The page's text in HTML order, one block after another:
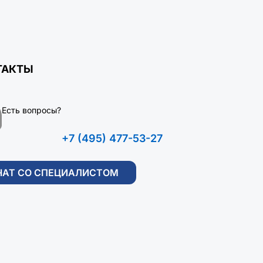
Есть вопросы?
+7 (495) 477-53-27
СО СПЕЦИАЛИСТОМ